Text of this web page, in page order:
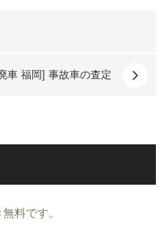
車 福岡] 事故車の査定
料です。